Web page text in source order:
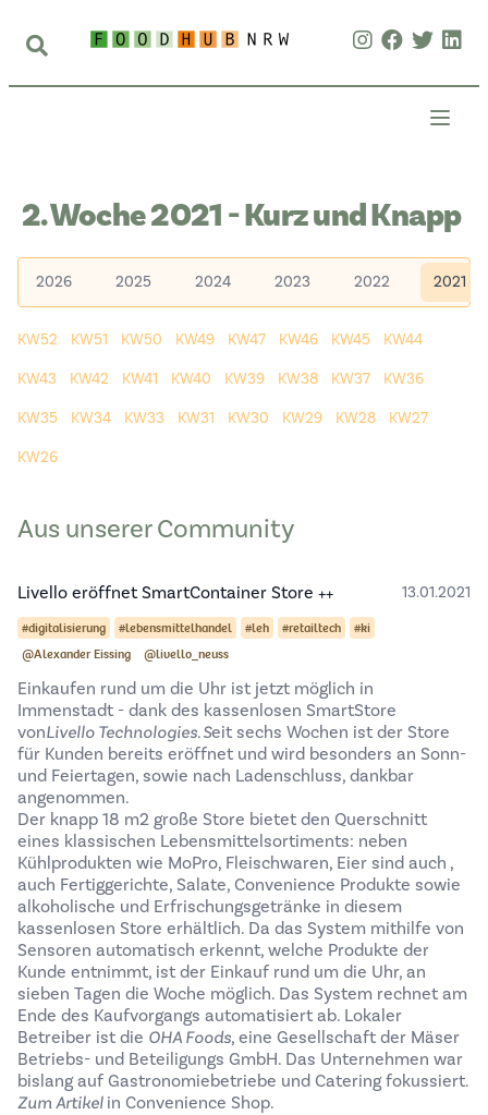
2. Woche 2021 - Kurz und Knapp
2026 2025 2024 2023 2022 2021
KW52 KW51 KW50 KW49 KW47 KW46 KW45
KW44
KW43
KW42 KW41 KW40 KW39 KW38 KW37
KW36
KW35
KW34 KW33 KW31 KW30 KW29 KW28
KW27
KW26
Aus unserer Community
Livello eröffnet SmartContainer Store ++ 13.01.2021
#digitalisierung #lebensmittelhandel #leh #retailtech
#ki
@Alexander Eissing
@livello_neuss
Einkaufen rund um die Uhr ist jetzt möglich in
Immenstadt - dank des kassenlosen SmartStore
vonLivello Technologies. Seit sechs Wochen ist der Store
für Kunden bereits eröffnet und wird besonders an Sonn-
und Feiertagen, sowie nach Ladenschluss, dankbar
angenommen.
Der knapp 18 m2 große Store bietet den Querschnitt
eines klassischen Lebensmittelsortiments: neben
Kühlprodukten wie MoPro, Fleischwaren, Eier sind auch ,
auch Fertiggerichte, Salate, Convenience Produkte sowie
alkoholische und Erfrischungsgetränke in diesem
kassenlosen Store erhältlich. Da das System mithilfe von
Sensoren automatisch erkennt, welche Produkte der
Kunde entnimmt, ist der Einkauf rund um die Uhr, an
sieben Tagen die Woche möglich. Das System rechnet am
Ende des Kaufvorgangs automatisiert ab. Lokaler
Betreiber ist die OHA Foods, eine Gesellschaft der Mäser
Betriebs- und Beteiligungs GmbH. Das Unternehmen war
bislang auf Gastronomiebetriebe und Catering fokussiert.
Zum Artikel in Convenience Shop.